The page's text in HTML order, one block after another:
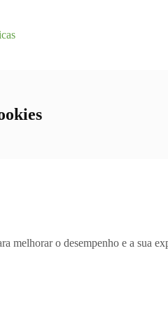
melhorar o desempenho e a sua